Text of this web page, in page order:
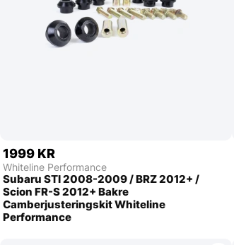
1999 KR
Whiteline Performance
Subaru STI 2008-2009 / BRZ 2012+ /
Scion FR-S 2012+ Bakre
Camberjusteringskit Whiteline
Performance